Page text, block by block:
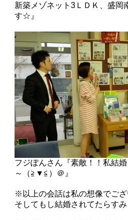
新築メゾネット3ＬＤＫ、盛岡
す☆』
フジぽんさん『素敵！！私結
～（≧▼≦）＠』
※以上の会話は私の想像でござ
そしてもし結婚されてたらすみ